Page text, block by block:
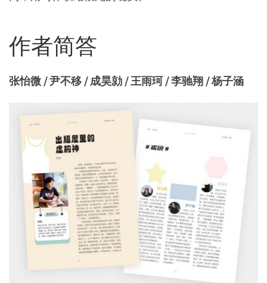
作者简答
张怡微 / 尹不移 / 成昊勍 / 王雨珂 / 李驰翔 / 杨子涵